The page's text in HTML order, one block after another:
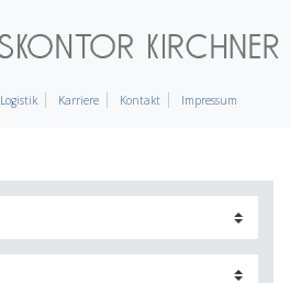
Logistik Karriere Kontakt Impressum